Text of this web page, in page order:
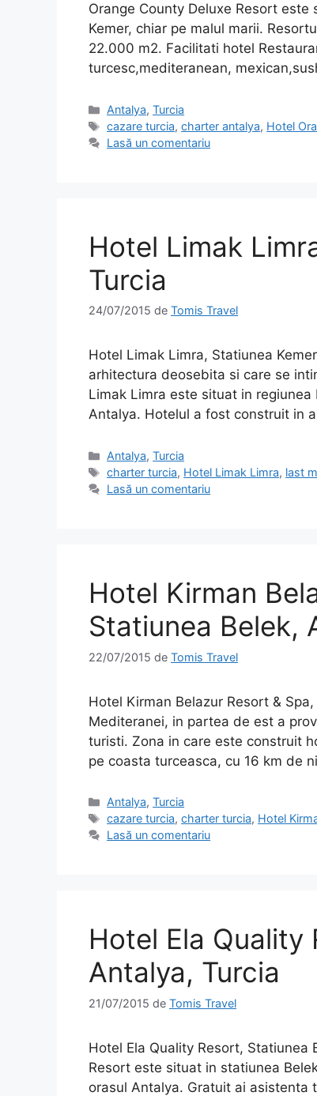
Orange County Deluxe Resort
Kemer, chiar pe malul marii.
22.000 m2. Facilitati hotel
turcesc,mediteranean,
Categorii
Antalya,Turcia
Etichete
cazare turcia,charter antalya, Hotel
Lasă un comentariu
Hotel Limak
Turcia
24/07/2015 de Tomis Travel
Hotel Limak Limra, Statiunea
arhitectura deosebita si care se
Limak Limra este situat in
Antalya. Hotelul a fost construit in
Categorii
Antalya,Turcia
Etichete
charter turcia, Hotel Limak Limra, last
Lasă un comentariu
Hotel Kirman
Statiunea Belek,
22/07/2015 de Tomis Travel
Hotel Kirman Belazur Resort &
Mediteranei, in partea de est a
turisti. Zona in care este construit
pe coasta turceasca, cu 16 km de
Categorii
Antalya,Turcia
Etichete
cazare turcia,charter turcia, Hotel
Lasă un comentariu
Hotel Ela Quality
Antalya, Turcia
21/07/2015 de Tomis Travel
Hotel Ela Quality Resort, Statiunea
Resort este situat in statiunea
orasul Antalya. Gratuit ai asistenta